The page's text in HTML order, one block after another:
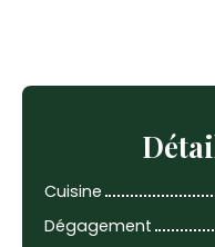
Cuisine
Dégagement